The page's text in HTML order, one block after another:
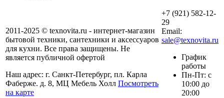
2011-2025 © texnovita.ru - интернет-магазин
бытовой техники, сантехники и аксессуаров
для кухни. Все права защищены. Не
является публичной офертой
Наш адрес: г. Санкт-Петербург, пл. Карла
Фаберже. д. 8, МЦ Мебель Холл Посмотреть
на карте
+7 (921) 582-12-
29
Email:
sale@texnovita.ru
График
работы
Пн-Пт: с
10:00 до
20:00